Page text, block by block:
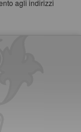
agli indirizzi